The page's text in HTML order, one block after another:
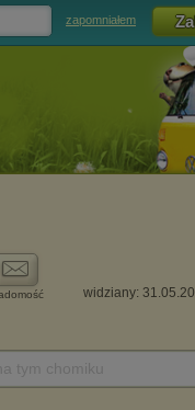
zapomniałem
widziany: